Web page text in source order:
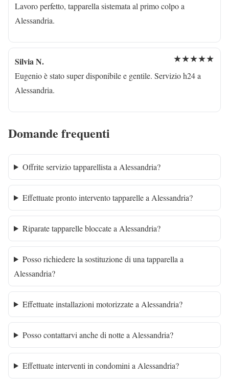
Lavoro perfetto, tapparella sistemata al primo colpo a
Alessandria.
Silvia N. ★★★★★
Eugenio è stato super disponibile e gentile. Servizio h24 a
Alessandria.
Domande frequenti
Offrite servizio tapparellista a Alessandria?
Effettuate pronto intervento tapparelle a Alessandria?
Riparate tapparelle bloccate a Alessandria?
Posso richiedere la sostituzione di una tapparella a
Alessandria?
Effettuate installazioni motorizzate a Alessandria?
Posso contattarvi anche di notte a Alessandria?
Effettuate interventi in condomini a Alessandria?